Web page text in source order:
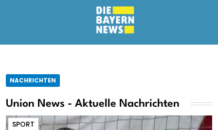
NACHRICHTEN
Union News - Aktuelle Nachrichten
SPORT